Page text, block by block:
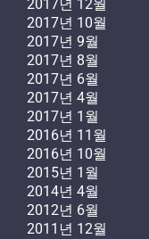
2017년 12월
2017년 10월
2017년 9월
2017년 8월
2017년 6월
2017년 4월
2017년 1월
2016년 11월
2016년 10월
2015년 1월
2014년 4월
2012년 6월
2011년 12월